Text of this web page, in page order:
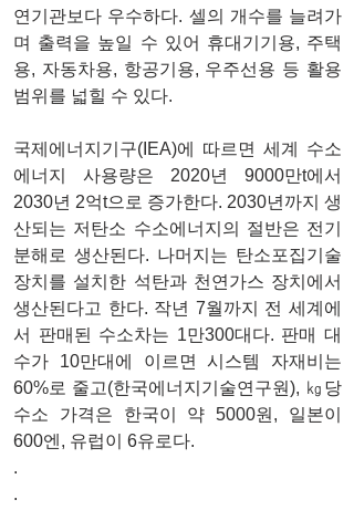
연기관보다 우수하다. 셀의 개수를 늘려가
며 출력을 높일 수 있어 휴대기기용, 주택
용, 자동차용, 항공기용, 우주선용 등 활용
범위를 넓힐 수 있다.
국제에너지기구(IEA)에 따르면 세계 수소
에너지 사용량은 2020년 9000만t에서
2030년 2억t으로 증가한다. 2030년까지 생
산되는 저탄소 수소에너지의 절반은 전기
분해로 생산된다. 나머지는 탄소포집기술
장치를 설치한 석탄과 천연가스 장치에서
생산된다고 한다. 작년 7월까지 전 세계에
서 판매된 수소차는 1만300대다. 판매 대
수가 10만대에 이르면 시스템 자재비는
60%로 줄고(한국에너지기술연구원), ㎏당
수소 가격은 한국이 약 5000원, 일본이
600엔, 유럽이 6유로다.
.
.